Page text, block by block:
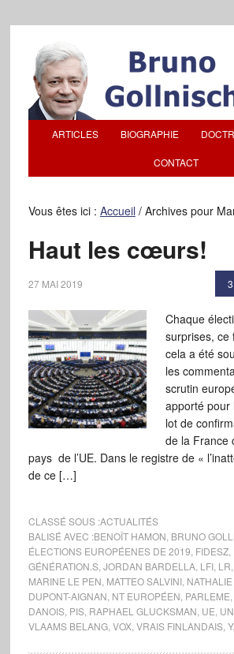
ARTICLES BIOGRAPHIE
CONTACT
Vous êtes ici : Accueil /Archives pour
Haut les cœurs!
27 MAI 2019
Chaque
surprises,
cela a été
les
scrutin
apporté pour
lot de
de la France
pays de l’UE. Dans le registre de «
de ce […]
CLASSÉ SOUS :ACTUALITÉS
BALISÉ AVEC :BENOÎT HAMON BRUNO
ÉLECTIONS EUROPÉENES DE 2019 FIDESZ,
GÉNÉRATION.S, JORDAN BARDELLA, LFI, LR
MARINE LE PEN MATTEO SALVINI,
DUPONT-AIGNAN NT EUROPÉEN PARLEME
DANOIS, PIS, RAPHAEL GLUCKSMAN UE
VLAAMS BELANG, VOX, VRAIS FINLANDAIS,